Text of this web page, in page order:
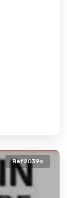
Ref2039a